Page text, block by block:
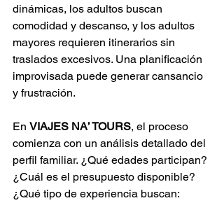
dinámicas, los adultos buscan
comodidad y descanso, y los adultos
mayores requieren itinerarios sin
traslados excesivos. Una planificación
improvisada puede generar cansancio
y frustración.
En VIAJES NA’ TOURS, el proceso
comienza con un análisis detallado del
perfil familiar. ¿Qué edades participan?
¿Cuál es el presupuesto disponible?
¿Qué tipo de experiencia buscan: